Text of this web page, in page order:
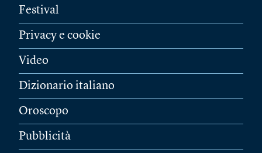
Festival
Privacy e cookie
Video
Dizionario italiano
Oroscopo
Pubblicità